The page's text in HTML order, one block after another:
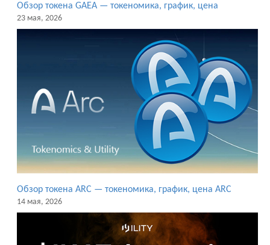
Обзор токена GAEA — токеномика, график, цена
23 мая, 2026
Обзор токена ARC — токеномика, график, цена ARC
14 мая, 2026